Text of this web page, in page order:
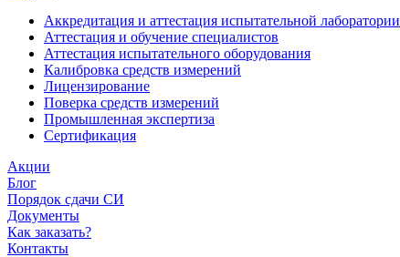
Аккредитация и аттестация испытательной лаборатории
Аттестация и обучение специалистов
Аттестация испытательного оборудования
Калибровка средств измерений
Лицензирование
Поверка средств измерений
Промышленная экспертиза
Сертификация
Акции
Блог
Порядок сдачи СИ
Документы
Как заказать?
Контакты